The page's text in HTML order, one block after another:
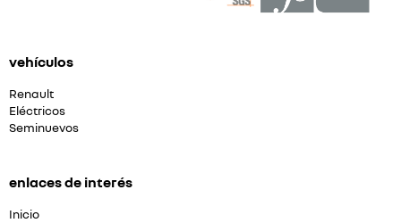
vehículos
Renault
Eléctricos
Seminuevos
enlaces de interés
Inicio